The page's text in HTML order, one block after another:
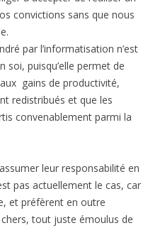
convictions sans que nous
par l’informatisation n’est
puisqu’elle permet de
gains de productivité,
redistribués et que les
convenablement parmi la
leur responsabilité en
pas actuellement le cas, car
et préfèrent en outre
tout juste émoulus de